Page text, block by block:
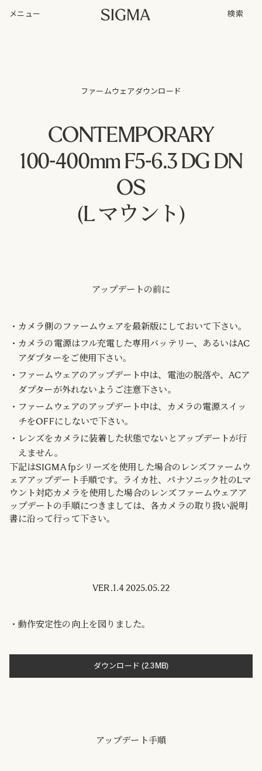
メニュー 検索
ファームウェアダウンロード
CONTEMPORARY
100-400mm F5-6.3 DG DN
OS
(L マウント)
アップデートの前に
カメラ側のファームウェアを最新版にしておいて下さい。
カメラの電源はフル充電した専用バッテリー、あるいはAC
アダプターをご使用下さい。
ファームウェアのアップデート中は、電池の脱落や、ACア
ダプターが外れないようご注意下さい。
ファームウェアのアップデート中は、カメラの電源スイッ
チをOFFにしないで下さい。
レンズをカメラに装着した状態でないとアップデートが行
えません。
下記はSIGMA fpシリーズを使用した場合のレンズファームウ
ェアアップデート手順です。ライカ社、パナソニック社のLマ
ウント対応カメラを使用した場合のレンズファームウェアア
ップデートの手順につきましては、各カメラの取り扱い説明
書に沿って行って下さい。
VER.1.4 2025.05.22
・動作安定性の向上を図りました。
ダウンロード (2.3MB)
アップデート手順